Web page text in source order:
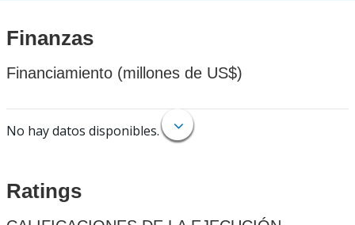
Finanzas
Financiamiento (millones de US$)
No hay datos disponibles.
Ratings